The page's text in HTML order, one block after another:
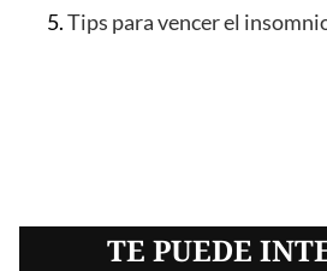
Tips para vencer el
TE PUEDE